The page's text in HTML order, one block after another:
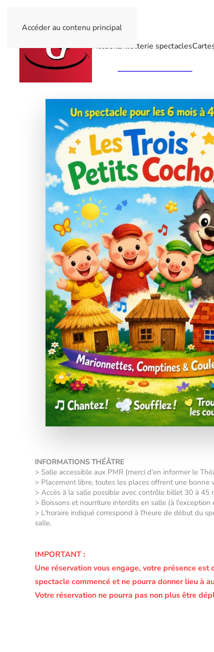
Accéder au contenu principal
AccueilBilletterie spectacles
INFORMATIONS THÉÂTRE
> Salle accessible aux PMR (merci d'en informer le
> Placement libre, toutes les places offrent une bonne
> Accès à la salle possible avec contrôle billet 30 à
> Boissons et nourriture interdits en salle (à
> L'horaire indiqué correspond à l'heure de début du
salle.
IMPORTANT :
Une réservation vous engage, votre présence
spectacle commencé et ne pourra donner lieu à
Votre réservation ne pourra pas non plus être